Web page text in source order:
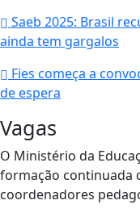
Saeb 2025: Brasil
ainda tem gargalos
Fies começa a
de espera
Vagas
O Ministério da
formação continuada
coordenadores